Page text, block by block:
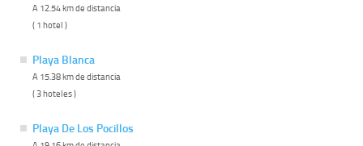
A 12.54 km de distancia
( 1 hotel )
Playa Blanca
A 15.38 km de distancia
( 3 hoteles )
Playa De Los Pocillos